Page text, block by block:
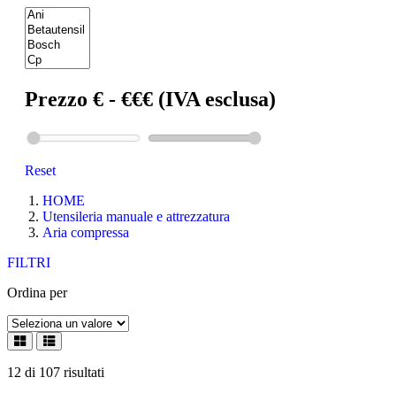
Prezzo € - €€€ (IVA esclusa)
Reset
HOME
Utensileria manuale e attrezzatura
Aria compressa
FILTRI
Ordina per
12 di 107 risultati